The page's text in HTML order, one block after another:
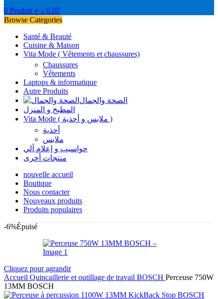
0 Produit 0.00 د.ج
Browse Categories
Santé & Beauté
Cuisine & Maison
Vita Mode ( Vêtements et chaussures)
Chaussures
Vêtements
Laptops & informatique
Autre Produits
الصحة والجمال
المطبخ و المنزل
Vita Mode ( ملابس و أحذية )
أحذية
ملابس
حواسيب و إعلام آلي
منتجات أخرى
nouvelle accueil
Boutique
Nous contacter
Nouveaux produits
Produits populaires
-6%Épuisé
Cliquez pour agrandir
Accueil Quincaillerie et outillage de travail BOSCH Perceuse 750W
13MM BOSCH